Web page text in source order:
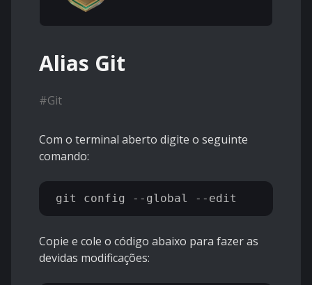
Alias Git
#Git
Com o terminal aberto digite o seguinte
comando:
Copie e cole o código abaixo para fazer as
devidas modificações: